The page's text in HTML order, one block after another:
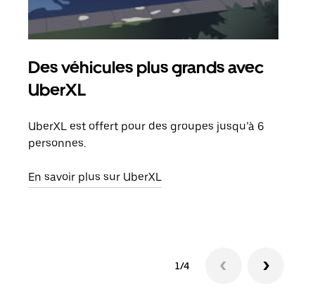
Des véhicules plus grands avec
UberXL
UberXL est offert pour des groupes jusqu’à 6
personnes.
En savoir plus sur UberXL
1/4